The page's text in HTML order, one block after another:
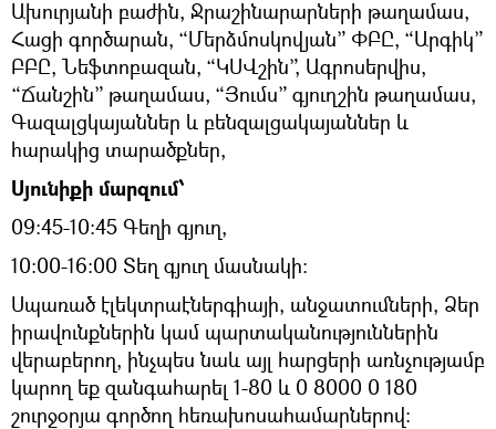
Ախուրյանի բաժին, Ջրաշինարարների թաղամաս,
Հացի գործարան, “Մերձմոսկովյան” ՓԲԸ, “Արգիկ”
ԲԲԸ, Նեֆտոբազան, “ԿՍՎշին”, Ագրոսերվիս,
“Ճանշին” թաղամաս, “Յումս” գյուղշին թաղամաս,
Գազալցկայաններ և բենզալցակայաններ և
հարակից տարածքներ,
Սյունիքի մարզում՝
09:45-10:45 Գեղի գյուղ,
10:00-16:00 Տեղ գյուղ մասնակի:
Սպառած էլեկտրաէներգիայի, անջատումների, Ձեր
իրավունքներին կամ պարտականություններին
վերաբերող, ինչպես նաև այլ հարցերի առնչությամբ
կարող եք զանգահարել 1-80 և 0 8000 0 180
շուրջօրյա գործող հեռախոսահամարներով: